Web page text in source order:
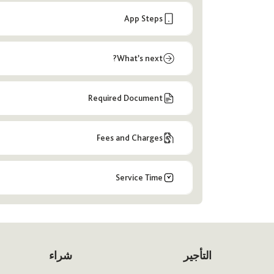
App Steps
What’s next?
Required Document
Fees and Charges
Service Time
التأجير شراء